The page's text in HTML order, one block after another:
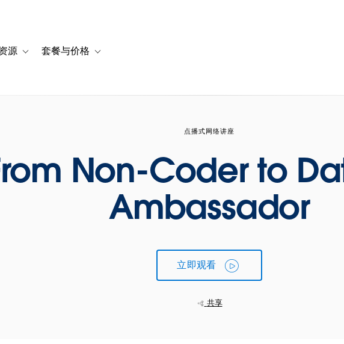
客户故事
sub-navigation for 解决方案
源 Toggle sub-navigation for 资源
套餐与价格 Toggle sub-navigation for 套餐与价格
点播式网络讲座
Non-Coder to
Ambassador
立即观看
共享